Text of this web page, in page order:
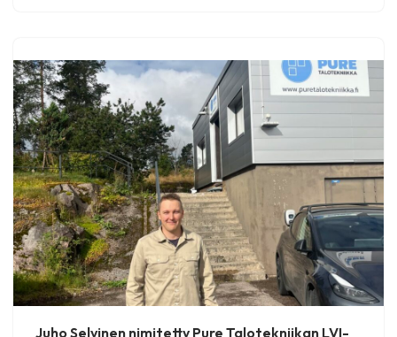
Juho Selvinen nimitetty Pure Talotekniikan LVI-